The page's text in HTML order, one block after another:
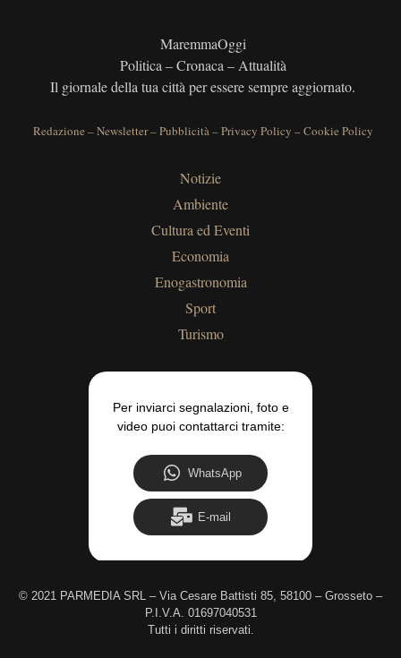
MaremmaOggi
Politica – Cronaca – Attualità
Il giornale della tua città per essere sempre aggiornato.
Redazione –Newsletter–Pubblicità–Privacy Policy –Cookie Policy
Notizie
Ambiente
Cultura ed Eventi
Economia
Enogastronomia
Sport
Turismo
Per inviarci segnalazioni, foto e
video puoi contattarci tramite:
WhatsApp
E-mail
© 2021 PARMEDIA SRL – Via Cesare Battisti 85, 58100 – Grosseto –
P.I.V.A. 01697040531
Tutti i diritti riservati.